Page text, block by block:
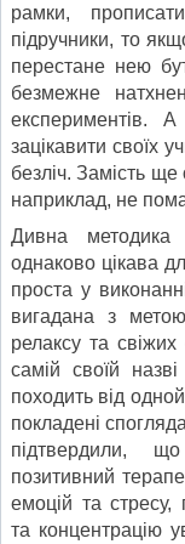
рамки,
підручники, то
перестане нею
безмежне
експериментів.
зацікавити своїх
безліч. Замість
наприклад, не
Дивна методика
однаково цікава
проста у
вигадана з
релаксу та
самій своїй
походить від
покладені
підтвердили,
позитивний
емоцій та стресу,
та концентрацію